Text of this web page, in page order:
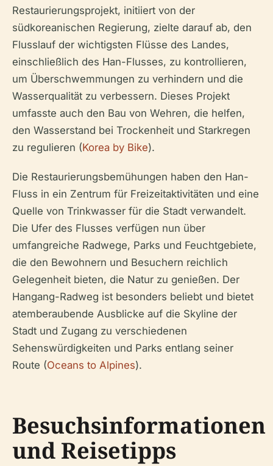
Restaurierungsprojekt, initiiert von der
südkoreanischen Regierung, zielte darauf ab, den
Flusslauf der wichtigsten Flüsse des Landes,
einschließlich des Han-Flusses, zu kontrollieren,
um Überschwemmungen zu verhindern und die
Wasserqualität zu verbessern. Dieses Projekt
umfasste auch den Bau von Wehren, die helfen,
den Wasserstand bei Trockenheit und Starkregen
zu regulieren (Korea by Bike).
Die Restaurierungsbemühungen haben den Han-
Fluss in ein Zentrum für Freizeitaktivitäten und eine
Quelle von Trinkwasser für die Stadt verwandelt.
Die Ufer des Flusses verfügen nun über
umfangreiche Radwege, Parks und Feuchtgebiete,
die den Bewohnern und Besuchern reichlich
Gelegenheit bieten, die Natur zu genießen. Der
Hangang-Radweg ist besonders beliebt und bietet
atemberaubende Ausblicke auf die Skyline der
Stadt und Zugang zu verschiedenen
Sehenswürdigkeiten und Parks entlang seiner
Route (Oceans to Alpines).
Besuchsinformationen
und Reisetipps